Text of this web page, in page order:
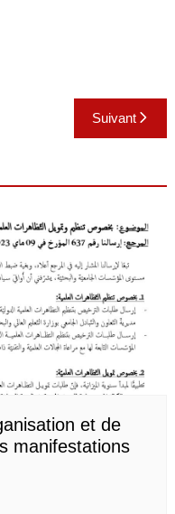
Suivant
et de
manifestations